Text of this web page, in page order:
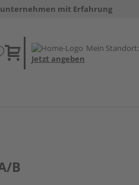
mit Erfahrung
Mein Standort:
Jetzt angeben
B